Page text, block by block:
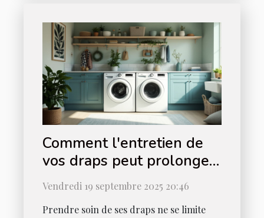
Comment l'entretien de
vos draps peut prolonger
leur durée de vie ?
Vendredi 19 septembre 2025 20:46
Prendre soin de ses draps ne se limite